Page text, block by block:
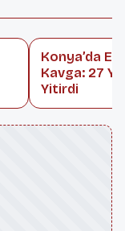
Konya’da
Kavga: 27
Yitirdi